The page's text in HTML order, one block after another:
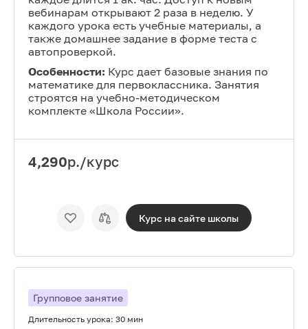
вебинарам открывают 2 раза в неделю. У
каждого урока есть учебные материалы, а
также домашнее задание в форме теста с
автопроверкой.
Особенности: Курс дает базовые знания по
математике для первоклассника. Занятия
строятся на учебно-методическом
комплекте «Школа России».
4,290р./курс
Курс на сайте школы
Групповое занятие
Длительность урока: 30 мин